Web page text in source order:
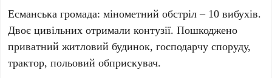
Есманська громада: мінометний обстріл – 10 вибухів.
Двоє цивільних отримали контузії. Пошкоджено
приватний житловий будинок, господарчу споруду,
трактор, польовий обприскувач.